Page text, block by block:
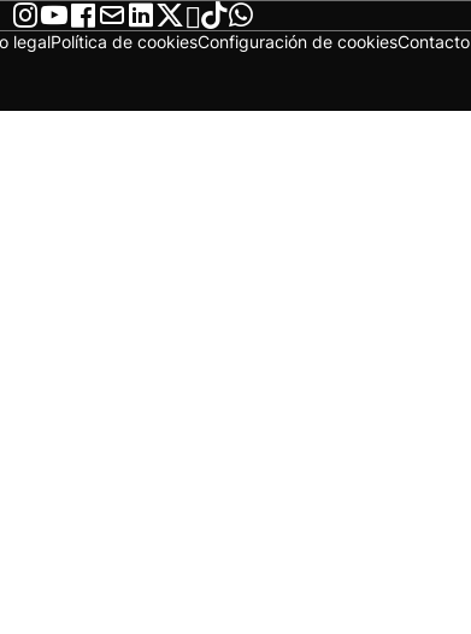
legalPolítica de cookiesConfiguración de cookiesContacto